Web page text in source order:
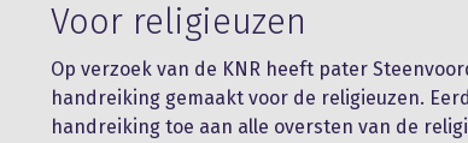
Voor religieuzen
Op verzoek van de KNR heeft pater
handreiking gemaakt voor de religieuzen.
handreiking toe aan alle oversten van de